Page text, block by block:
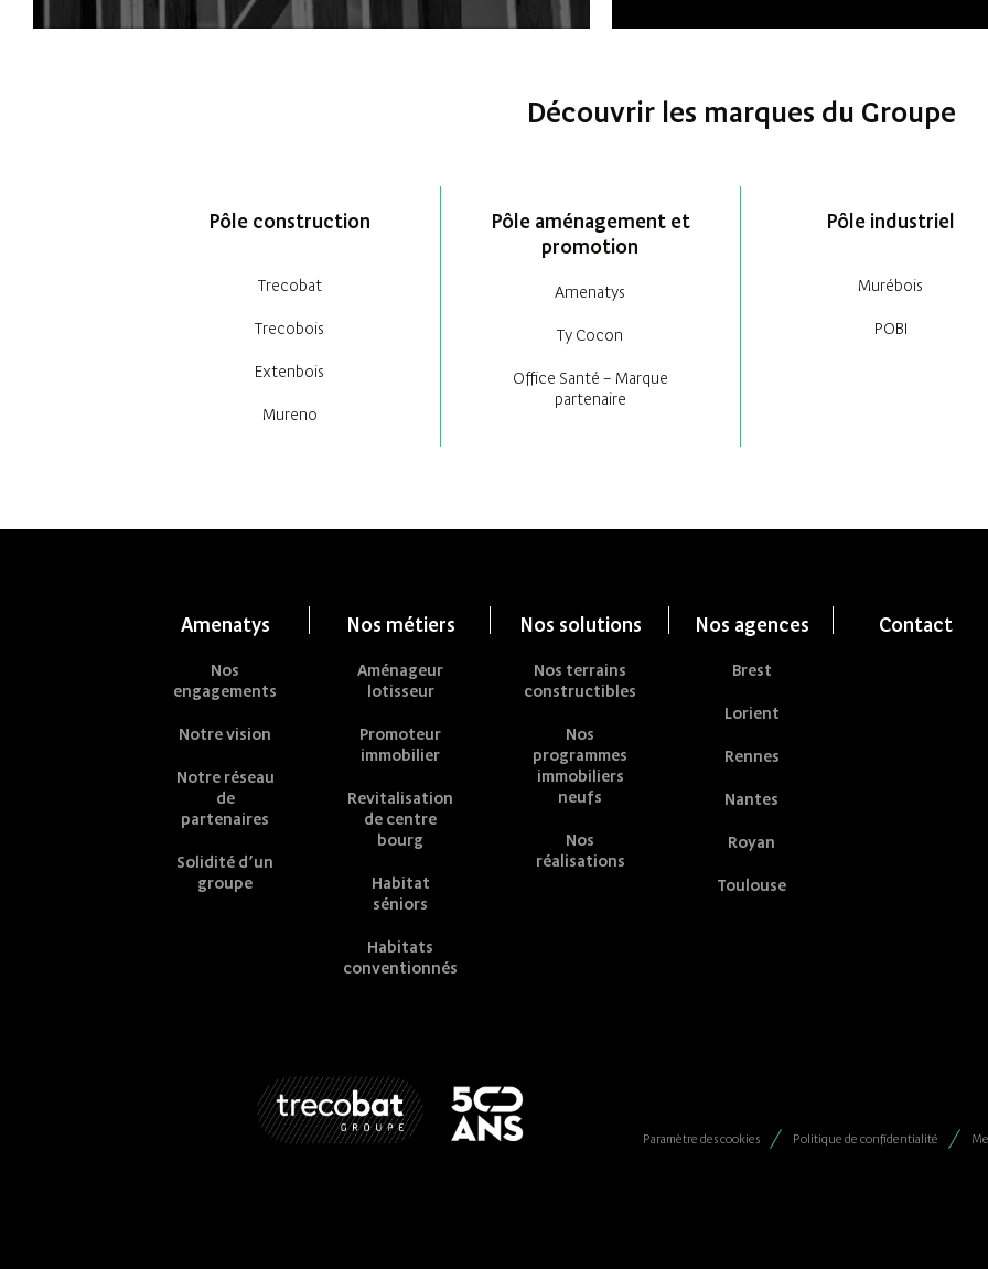
Découvrir les marques du Groupe
Pôle construction
Trecobat
Trecobois
Extenbois
Mureno
Pôle aménagement et
promotion
Amenatys
Ty Cocon
Office Santé – Marque
partenaire
Pôle industriel
Murébois
POBI
Amenatys
Nos
engagements
Notre vision
Notre réseau
de
partenaires
Solidité d’un
groupe
Nos métiers
Aménageur
lotisseur
Promoteur
immobilier
Revitalisation
de centre
bourg
Habitat
séniors
Habitats
conventionnés
Nos solutions
Nos terrains
constructibles
Nos
programmes
immobiliers
neufs
Nos
réalisations
Nos agences
Brest
Lorient
Rennes
Nantes
Royan
Toulouse
Contact
Paramètre des cookies Politique de confidentialité